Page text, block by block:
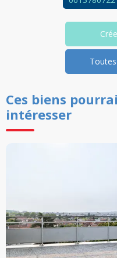
Ces biens
intéresser